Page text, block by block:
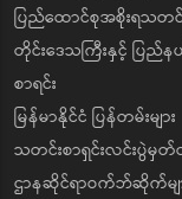
ပြည်ထောင်စုအစိုးရသတ
တိုင်းဒေသကြီးနှင့် ပြည်န
စာရင်း
မြန်မာနိုင်ငံ ပြန်တမ်းများ
သတင်းစာရှင်းလင်းပွဲမှတ်တ
ဌာနဆိုင်ရာဝက်ဘ်ဆိုက်မျ